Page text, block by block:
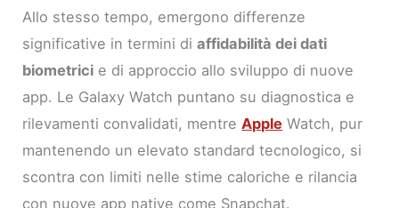
Allo stesso tempo, emergono differenze
significative in termini diaffidabilità dei dati
biometrici e di approccio allo sviluppo di nuove
app. Le Galaxy Watch puntano su diagnostica e
rilevamenti convalidati, mentreApple Watch, pur
mantenendo un elevato standard tecnologico, si
scontra con limiti nelle stime caloriche e rilancia
con nuove app native come Snapchat.